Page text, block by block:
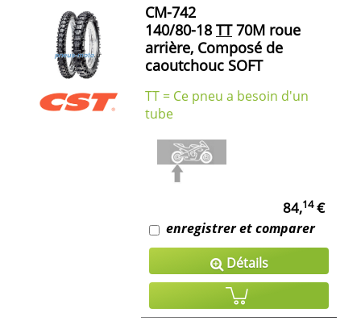
CM-742
140/80-18 TT70M roue
arrière, Composé de
caoutchouc SOFT
TT = Ce pneu a besoin d'un
tube
84,14€
enregistrer et comparer
Détails